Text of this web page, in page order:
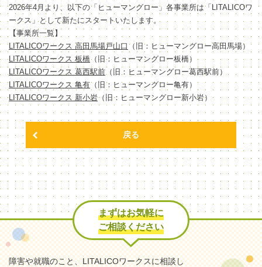
2026年4月より、以下の「ヒューマングロー」各事業所は「LITALICOワ
ークス」として新たにスタートいたします。
【事業所一覧】
LITALICOワークス 高田馬場戸山口 （旧：ヒューマングロー高田馬場）
LITALICOワークス 板橋（旧：ヒューマングロー板橋）
LITALICOワークス 葛西駅前 （旧：ヒューマングロー葛西駅前）
LITALICOワークス 亀有（旧：ヒューマングロー亀有）
LITALICOワークス 新小岩（旧：ヒューマングロー新小岩）
戻る
まずはお気軽に
ご相談ください
障害や就職のこと、LITALICOワークスに相談し